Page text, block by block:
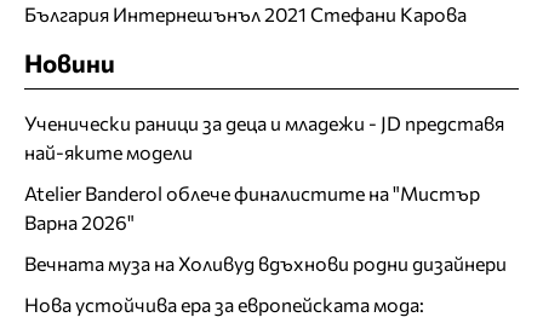
България Интернешънъл 2021 Стефани Карова
Новини
Ученически раници за деца и младежи - JD представя
най-яките модели
Atelier Banderol облече финалистите на "Мистър
Варна 2026"
Вечната муза на Холивуд вдъхнови родни дизайнери
Нова устойчива ера за европейската мода: